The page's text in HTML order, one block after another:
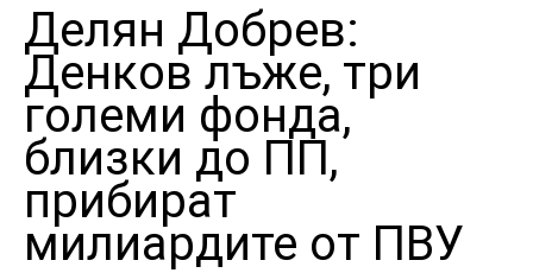
Делян Добрев:
Денков лъже, три
големи фонда,
близки до ПП,
прибират
милиардите от ПВУ